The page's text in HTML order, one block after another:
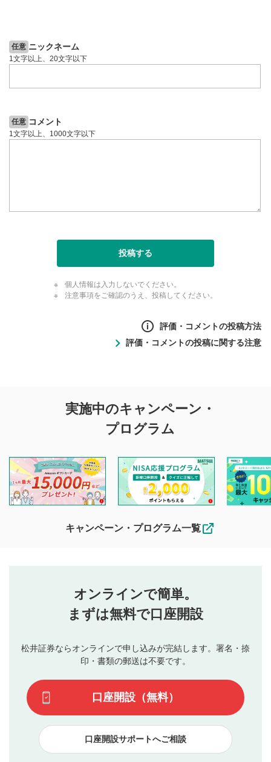
任意 ニックネーム
1文字以上、20文字以下
任意 コメント
1文字以上、1000文字以下
投稿する
個人情報は入力しないでください。
注意事項をご確認のうえ、投稿してください。
評価・コメントの投稿方法
投稿するボタン
星で評価をすると投稿できます。（お名前とコメント
3
動画の評価
です）
評価・コメントの投稿に関する注意
投稿に関する注意
を目的として、各動画コンテンツに、評価およびコメントの
投稿ができます。利用者は以下の注意事項をご理解のうえ、
閲覧および投稿を行うものとしてください。
他の利用者が動画を視聴される際の参考になるコメントをお
待ちしております。
なお、投稿をもって、本注意事項に同意されたものとみなし
行ってください。
当社は、利用者同士、もしくは利用者と第三者間のトラ
ブルによって生じた損害に対して一切の責任を負いませ
評価およびコメントは当社にて審査のうえ、掲載となり
ます。掲載されるまでに日数がかかる場合や掲載されない
てはお答えできません。各動画コンテンツへの掲載をもっ
て結果のご連絡といたします。ご了承ください。
下記の項目に該当すると判断された投稿内容は、掲載を
見合わせる場合がございます。
本動画コンテンツとは無関係の内容の投稿
他者への誹謗中傷や差別的表現投稿
実施中のキャンペーン・
プログラム
キャンペーン・プログラム一覧
オンラインで簡単。
まずは無料で口座開設
松井証券ならオンラインで申し込みが完結します。署名・捺
印・書類の郵送は不要です。
口座開設（無料）
口座開設サポートへご相談